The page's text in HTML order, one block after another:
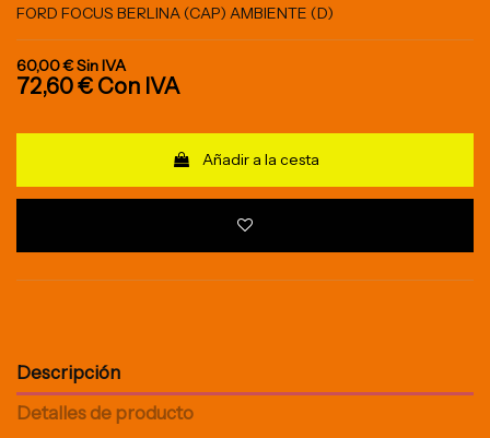
FORD FOCUS BERLINA (CAP) AMBIENTE (D)
60,00 €Sin IVA
72,60 € Con IVA
Añadir a la cesta
Descripción
Detalles de producto